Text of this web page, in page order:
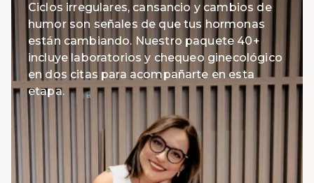
Ciclos irregulares, cansancio y cambios de
humor son señales de que tus hormonas
están cambiando. Nuestro paquete 40+
incluye laboratorios y chequeo ginecológico
en dos citas para acompañarte en esta
etapa.